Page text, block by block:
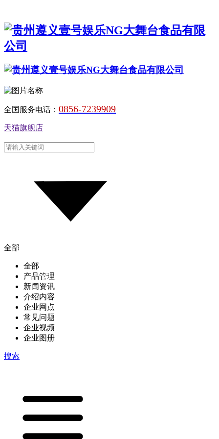
全国服务电话： 0856-7239909
天猫旗舰店
全部
全部
产品管理
新闻资讯
介绍内容
企业网点
常见问题
企业视频
企业图册
搜索